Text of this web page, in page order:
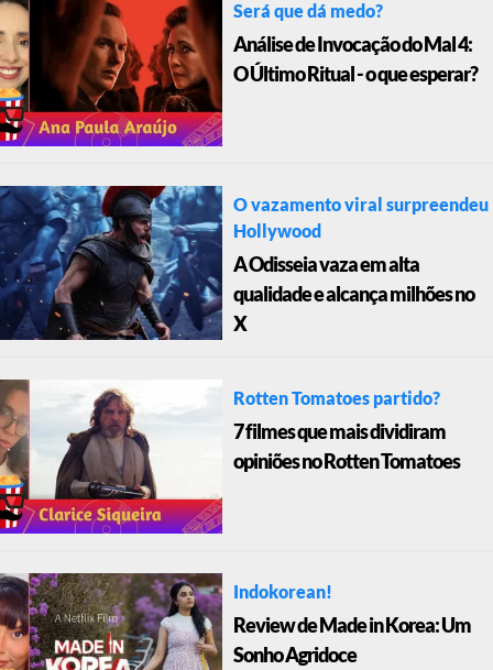
Será que dá medo?
Análise de Invocação do Mal 4:
O Último Ritual - o que esperar?
O vazamento viral surpreendeu
Hollywood
A Odisseia vaza em alta
qualidade e alcança milhões no
X
Rotten Tomatoes partido?
7 filmes que mais dividiram
opiniões no Rotten Tomatoes
Indokorean!
Review de Made in Korea: Um
Sonho Agridoce